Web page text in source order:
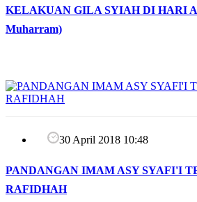
KELAKUAN GILA SYIAH DI HARI
Muharram)
30 April 2018 10:48
PANDANGAN IMAM ASY SYAFI'I
RAFIDHAH